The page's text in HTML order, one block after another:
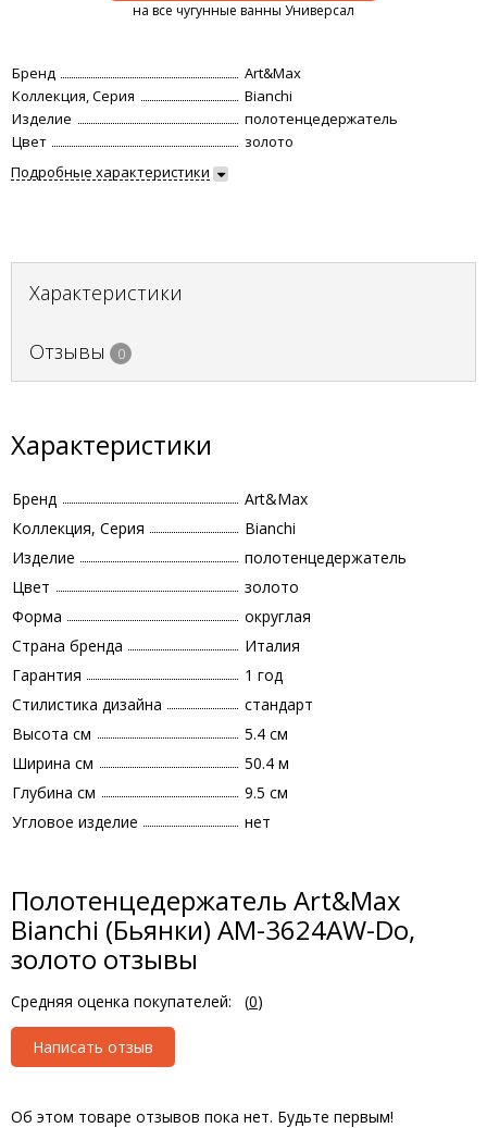
на все чугунные ванны Универсал
Бренд
Art&Max
Коллекция, Серия
Bianchi
Изделие
полотенцедержатель
Цвет
золото
Подробные характеристики
Характеристики
Отзывы 0
Характеристики
Бренд
Art&Max
Коллекция, Серия
Bianchi
Изделие
полотенцедержатель
Цвет
золото
Форма
округлая
Страна бренда
Италия
Гарантия
1 год
Стилистика дизайна
стандарт
Высота см
5.4 см
Ширина см
50.4 м
Глубина см
9.5 см
Угловое изделие
нет
Полотенцедержатель Art&Max
Bianchi (Бьянки) AM-3624AW-Do,
золото отзывы
Средняя оценка покупателей: (0)
Написать отзыв
Об этом товаре отзывов пока нет. Будьте первым!